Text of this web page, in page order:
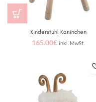
Kinderstuhl Kaninchen
165.00€ inkl. MwSt.